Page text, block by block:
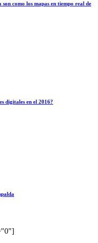
como los mapas en tiempo real de
digitales en el 2016?